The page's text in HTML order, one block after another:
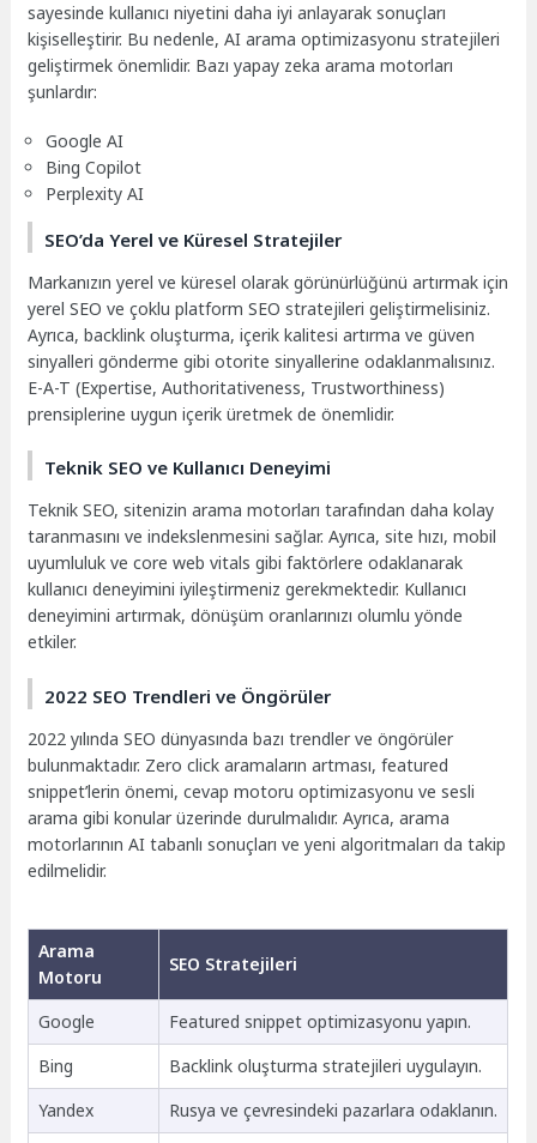
sayesinde kullanıcı niyetini daha iyi anlayarak sonuçları
kişiselleştirir. Bu nedenle, AI arama optimizasyonu stratejileri
geliştirmek önemlidir. Bazı yapay zeka arama motorları
şunlardır:
Google AI
Bing Copilot
Perplexity AI
SEO’da Yerel ve Küresel Stratejiler
Markanızın yerel ve küresel olarak görünürlüğünü artırmak için
yerel SEO ve çoklu platform SEO stratejileri geliştirmelisiniz.
Ayrıca, backlink oluşturma, içerik kalitesi artırma ve güven
sinyalleri gönderme gibi otorite sinyallerine odaklanmalısınız.
E-A-T (Expertise, Authoritativeness, Trustworthiness)
prensiplerine uygun içerik üretmek de önemlidir.
Teknik SEO ve Kullanıcı Deneyimi
Teknik SEO, sitenizin arama motorları tarafından daha kolay
taranmasını ve indekslenmesini sağlar. Ayrıca, site hızı, mobil
uyumluluk ve core web vitals gibi faktörlere odaklanarak
kullanıcı deneyimini iyileştirmeniz gerekmektedir. Kullanıcı
deneyimini artırmak, dönüşüm oranlarınızı olumlu yönde
etkiler.
2022 SEO Trendleri ve Öngörüler
2022 yılında SEO dünyasında bazı trendler ve öngörüler
bulunmaktadır. Zero click aramaların artması, featured
snippet’lerin önemi, cevap motoru optimizasyonu ve sesli
arama gibi konular üzerinde durulmalıdır. Ayrıca, arama
motorlarının AI tabanlı sonuçları ve yeni algoritmaları da takip
edilmelidir.
Arama
Motoru
SEO Stratejileri
Google
Featured snippet optimizasyonu yapın.
Bing
Backlink oluşturma stratejileri uygulayın.
Yandex
Rusya ve çevresindeki pazarlara odaklanın.